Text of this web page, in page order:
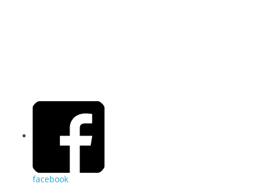
facebook